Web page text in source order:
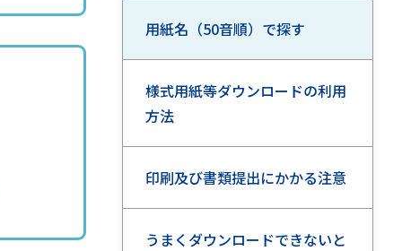
用紙名（50音順）で探す
様式用紙等ダウンロードの利用
方法
印刷及び書類提出にかかる注意
うまくダウンロードできないと